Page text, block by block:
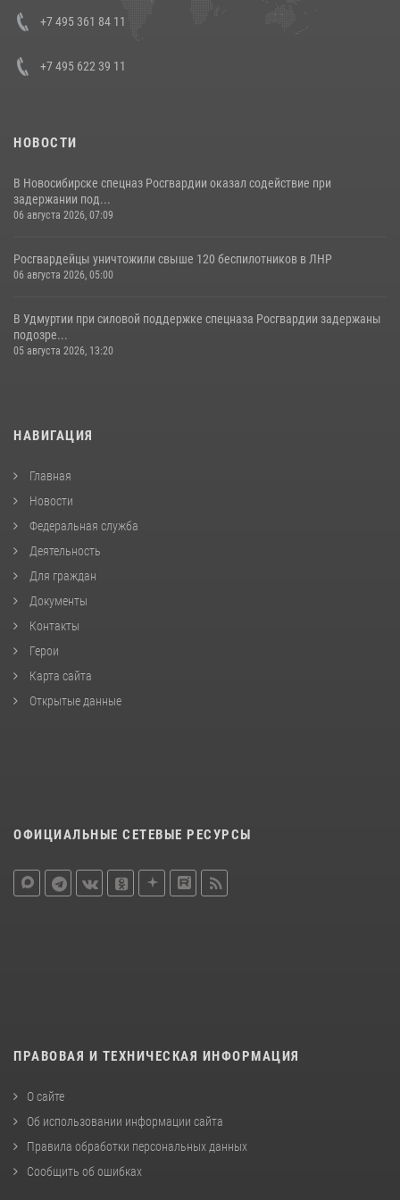
+7 495 361 84 11
+7 495 622 39 11
НОВОСТИ
В Новосибирске спецназ Росгвардии оказал содействие при
задержании под...
06 августа 2026, 07:09
Росгвардейцы уничтожили свыше 120 беспилотников в ЛНР
06 августа 2026, 05:00
В Удмуртии при силовой поддержке спецназа Росгвардии задержаны
подозре...
05 августа 2026, 13:20
НАВИГАЦИЯ
Главная
Новости
Федеральная служба
Деятельность
Для граждан
Документы
Контакты
Герои
Карта сайта
Открытые данные
ОФИЦИАЛЬНЫЕ СЕТЕВЫЕ РЕСУРСЫ
ПРАВОВАЯ И ТЕХНИЧЕСКАЯ ИНФОРМАЦИЯ
О сайте
Об использовании информации сайта
Правила обработки персональных данных
Сообщить об ошибках